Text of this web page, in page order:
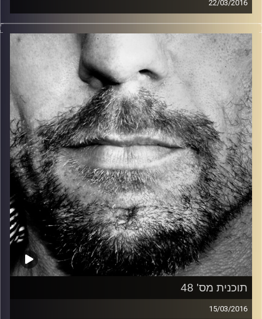
22/03/2016
זיפים, מוזיקה מחוספסת של הופעות חיות. הרבה ג'אם, רוק,
בלוז, bluegrass, ג'אז, Fאנק, פרוגרסיב ואפילו אלקטרוניקה.
כל מה שחי, אמיתי ונושם.
עם שמוליק רגב.
קרדיט תמונות: David Goehring
תוכנית מס' 48
15/03/2016